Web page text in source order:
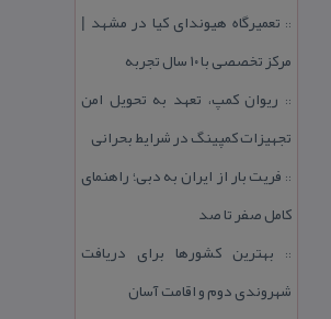
:: تعمیرگاه هیوندای كیا در مشهد |
مركز تخصصی با ۱۰ سال تجربه
:: ریوان كمپ، تعهد به تحویل امن
تجهیزات كمپینگ در شرایط بحرانی
:: فریت بار از ایران به دبی؛ راهنمای
كامل صفر تا صد
:: بهترین كشورها برای دریافت
شهروندی دوم و اقامت آسان